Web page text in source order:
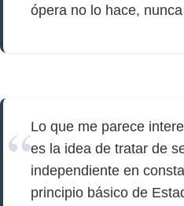
ópera no lo hace,
Lo que me parece
es la idea de tratar de
independiente en
principio básico de